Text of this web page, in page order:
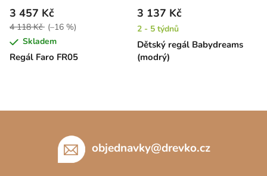
Regál Faro FR05
3 457 Kč
4 118 Kč (–16 %)
Skladem
Dětský regál Babydreams
(modrý)
3 137 Kč
2 - 5 týdnů
objednavky@drevko.cz